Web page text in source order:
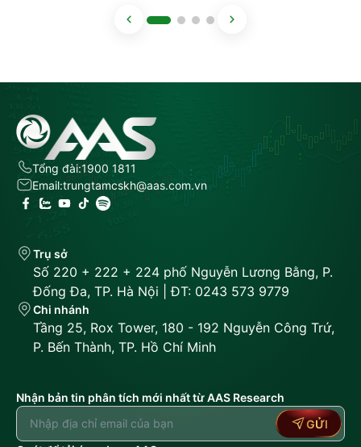
Tổng đài:1900 1811
Email:trungtamcskh@aas.com.vn
Trụ sở
Số 220 + 222 + 224 phố Nguyễn Lương Bằng, P.
Đống Đa, TP. Hà Nội | ĐT: 0243 573 9779
Chi nhánh
Tầng 25, Rox Tower, 180 - 192 Nguyễn Công Trứ,
P. Bến Thành, TP. Hồ Chí Minh
Nhận bản tin phân tích mới nhất từ AAS Research
GỬI